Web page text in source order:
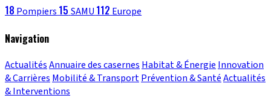
18 Pompiers 15 SAMU 112 Europe
Navigation
ActualitésAnnuaire des casernes Habitat & Énergie Innovation
& Carrières Mobilité & TransportPrévention & SantéActualités
& Interventions